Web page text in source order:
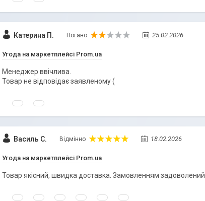
Катерина П. Погано 25.02.2026
Угода на маркетплейсі Prom.ua
Менеджер ввічлива.
Товар не відповідає заявленому (
Василь С. Відмінно 18.02.2026
Угода на маркетплейсі Prom.ua
Товар якісний, швидка доставка. Замовленням задоволений.